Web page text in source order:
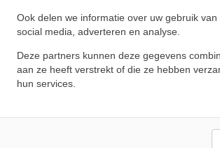
Ook delen we informatie over uw gebruik
social media, adverteren en analyse.
Deze partners kunnen deze gegevens
aan ze heeft verstrekt of die ze hebben
hun services.